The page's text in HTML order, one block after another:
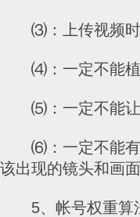
⑶：上传视频时
⑷：一定不能植
⑸：一定不能让
⑹：一定不能有
该出现的镜头和画面
5、帐号权重算